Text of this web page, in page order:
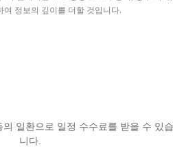
정보의 깊이를 더할 것입니다.
일환으로 일정 수수료를 받을 수 있습
니다.